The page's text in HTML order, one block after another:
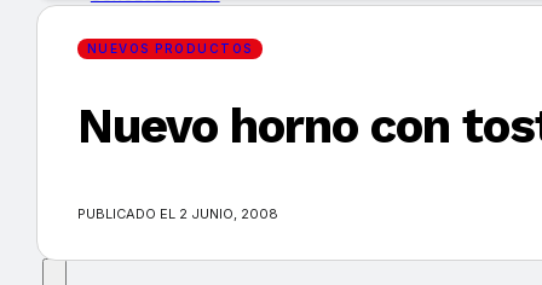
MERCADOS Y TENDENCIAS
NUEVOS PRODUCTOS
Nuevo horno con
PUBLICADO EL 2 JUNIO, 2008